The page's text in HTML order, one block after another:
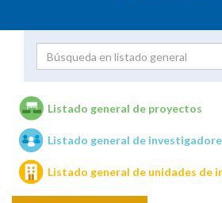
Unidades de investigación
Listado general de proyectos
Listado general de
Listado general de unidades de